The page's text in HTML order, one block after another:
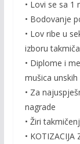
• Lovi se sa
• Bodovanje
• Lov ribe u
izboru
• Diplome i
mušica unskih
• Za
nagrade
• Žiri
•